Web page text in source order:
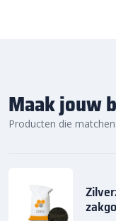
Maak jouw
Producten die